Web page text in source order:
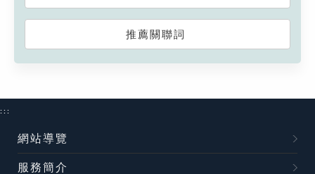
推薦關聯詞
:::
網站導覽
服務簡介